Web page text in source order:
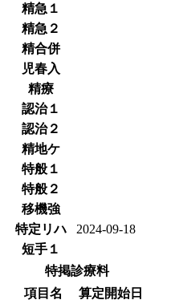
精急１
精急２
精合併
児春入
精療
認治１
認治２
精地ケ
特般１
特般２
移機強
特定リハ
2024-09-18
短手１
特掲診療料
項目名
算定開始日